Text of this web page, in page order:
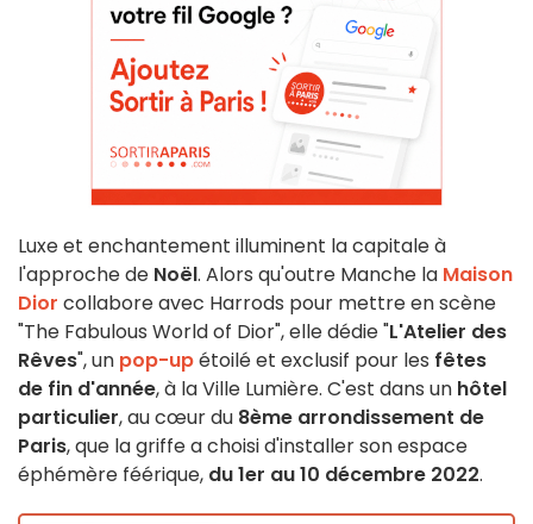
Luxe et enchantement illuminent la capitale à
l'approche de Noël. Alors qu'outre Manche la Maison
Dior collabore avec Harrods pour mettre en scène
"The Fabulous World of Dior", elle dédie "L'Atelier des
Rêves", un pop-upétoilé et exclusif pour les fêtes
de fin d'année, à la Ville Lumière. C'est dans un hôtel
particulier, au cœur du 8ème arrondissement de
Paris, que la griffe a choisi d'installer son espace
éphémère féérique, du 1er au 10 décembre 2022.